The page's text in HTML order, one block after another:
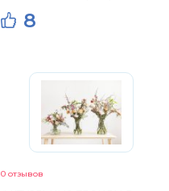
8
0 отзывов